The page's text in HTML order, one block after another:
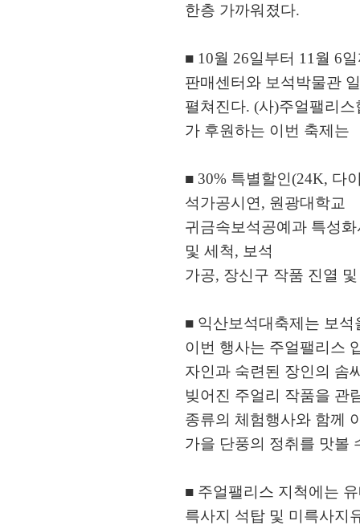
한층 가까워졌다.
■ 10월 26일부터 11월 6
판매센터와 보석박물관
펼쳐진다. (사)주얼팰리
가 후원하는 이번 축제는
■ 30% 특별할인(24K, 다
석가공시연, 원광대학교
귀금속보석공예과 특성
및 세척, 보석
가공, 장신구 작품 진열
■ 익산보석대축제는 보
이번 행사는 주얼팰리스
자인과 숙련된 장인의 솜
빚어진 주얼리 작품을 관
종류의 체험행사와 함께
가을 단풍의 정취를 맛볼
■ 주얼팰리스 지척에는
륵사지 석탑 및 미륵사지